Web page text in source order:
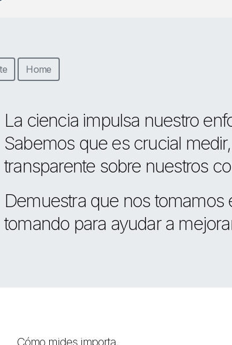
Home
La ciencia impulsa nuestro
Sabemos que es crucial
transparente sobre nuestros
Demuestra que nos
tomando para ayudar a
Cómo mides importa.